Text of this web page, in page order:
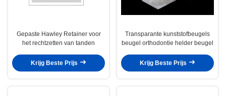
Gepaste Hawley Retainer voor
het rechtzetten van tanden
Krijg Beste Prijs
Transparante kunststofbeugels
beugel orthodontie helder beugel
Krijg Beste Prijs